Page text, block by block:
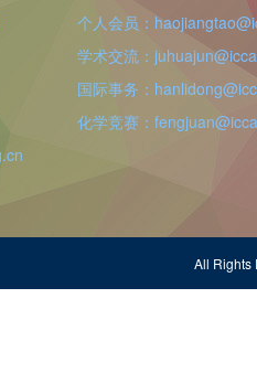
个人会员：
学术交流：
国际事务：
化学竞赛：
All Rights